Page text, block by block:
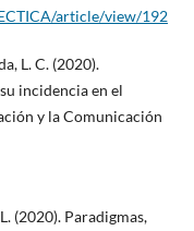
article/view/192
L. C. (2020).
incidencia en el
y la Comunicación
(2020). Paradigmas,